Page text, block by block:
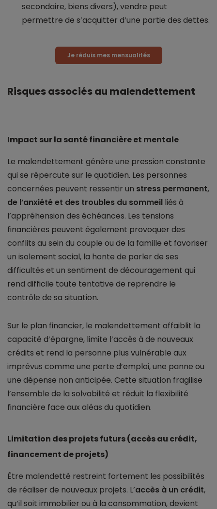
secondaire, biens divers), vendre peut
permettre de s’acquitter d’une partie des dettes.
Je réduis mes mensualités
Risques associés au malendettement
Impact sur la santé financière et mentale
Le malendettement génère une pression constante
qui se répercute sur le quotidien. Les personnes
concernées peuvent ressentir un stress permanent,
de l’anxiété et des troubles du sommeil liés à
l’appréhension des échéances. Les tensions
financières peuvent également provoquer des
conflits au sein du couple ou de la famille et favoriser
un isolement social, la honte de parler de ses
difficultés et un sentiment de découragement qui
rend difficile toute tentative de reprendre le
contrôle de sa situation.
Sur le plan financier, le malendettement affaiblit la
capacité d’épargne, limite l’accès à de nouveaux
crédits et rend la personne plus vulnérable aux
imprévus comme une perte d’emploi, une panne ou
une dépense non anticipée. Cette situation fragilise
l’ensemble de la solvabilité et réduit la flexibilité
financière face aux aléas du quotidien.
Limitation des projets futurs (accès au crédit,
financement de projets)
Être malendetté restreint fortement les possibilités
de réaliser de nouveaux projets. L’accès à un crédit,
qu’il soit immobilier ou à la consommation, devient